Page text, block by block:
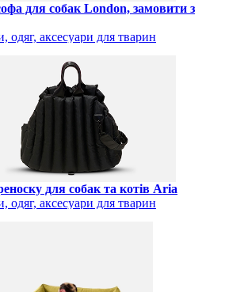
для собак London, замовити з
одяг, аксесуари для тварин
для собак та котів Aria
одяг, аксесуари для тварин